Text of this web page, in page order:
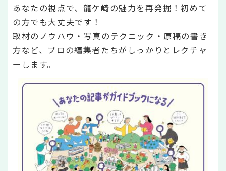
あなたの視点で、龍ケ崎の魅力を再発掘！初めて
の方でも大丈夫です！
取材のノウハウ・写真のテクニック・原稿の書き
方など、プロの編集者たちがしっかりとレクチャ
ーします。